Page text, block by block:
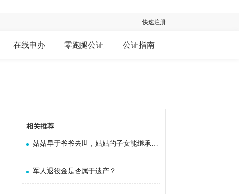
快速注册
在线申办 零跑腿公证 公证指南
相关推荐
姑姑早于爷爷去世，姑姑的子女能继承爷爷的遗产吗？
军人退役金是否属于遗产？